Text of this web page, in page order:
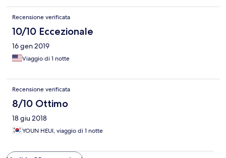
Recensione verificata
10/10 Eccezionale
16 gen 2019
Viaggio di 1 notte
Recensione verificata
8/10 Ottimo
18 giu 2018
YOUN HEUI, viaggio di 1 notte